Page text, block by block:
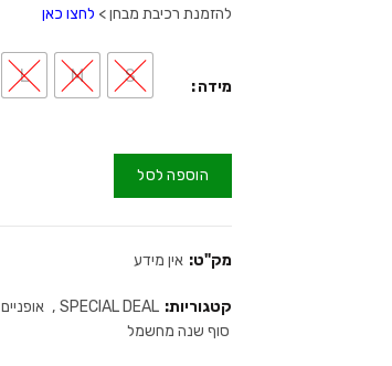
להזמנת רכיבת מבחן > לחצו כאן
מידה
S
M
L
הוספה לסל
מק"ט: אין מידע
קטגוריות: SPECIAL DEAL
, אופניים
סוף שנה מחשמל